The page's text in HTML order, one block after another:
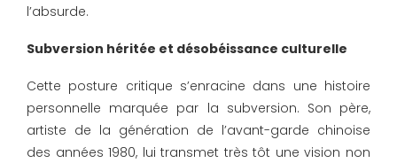
l’absurde.
Subversion héritée et désobéissance culturelle
Cette posture critique s’enracine dans une histoire
personnelle marquée par la subversion. Son père,
artiste de la génération de l’avant-garde chinoise
des années 1980, lui transmet très tôt une vision non